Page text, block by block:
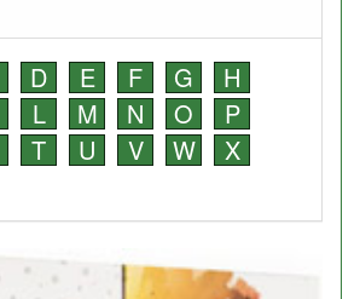
D E F G
H
L M N O
P
T U V W
X